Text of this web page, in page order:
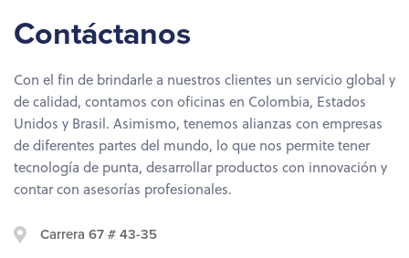
Contáctanos
Con el fin de brindarle a nuestros clientes un servicio global y
de calidad, contamos con oficinas en Colombia, Estados
Unidos y Brasil. Asimismo, tenemos alianzas con empresas
de diferentes partes del mundo, lo que nos permite tener
tecnología de punta, desarrollar productos con innovación y
contar con asesorías profesionales.
Carrera 67 # 43-35